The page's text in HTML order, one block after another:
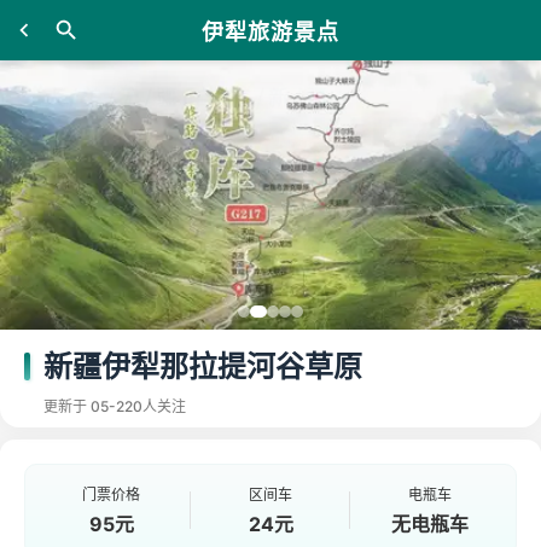
伊犁旅游景点
新疆伊犁那拉提河谷草原
更新于 05-220人关注
门票价格
95元
区间车
24元
电瓶车
无电瓶车